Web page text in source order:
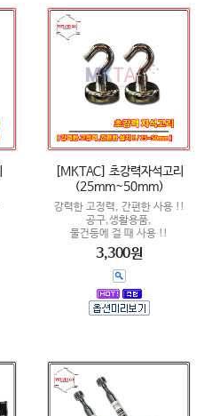
[MKTAC] 초강력자석고리
(25mm~50mm)
강력한 고정력, 간편한 사용 !!
공구,생활용품,
물건등에 걸 때 사용 !!
3,300원